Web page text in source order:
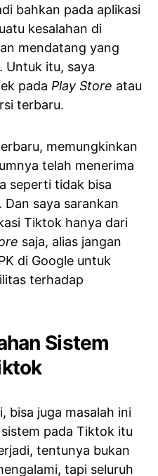
bahkan pada aplikasi
kesalahan di
mendatang yang
Untuk itu, saya
pada Play Store atau
terbaru.
memungkinkan
telah menerima
seperti tidak bisa
saya sarankan
Tiktok hanya dari
saja, alias jangan
di Google untuk
terhadap
Sistem
bisa juga masalah ini
pada Tiktok itu
tentunya bukan
tapi seluruh